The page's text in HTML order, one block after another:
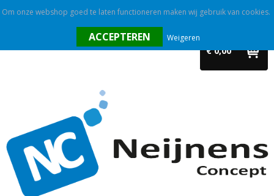
€ 0,00
Promotietextiel
Tassen
Alle categorieën
Om onze webshop goed te laten functioneren maken wij gebruik van cookies.
Weigeren